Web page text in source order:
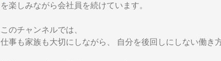
を楽しみながら会社員を続けています。
このチャンネルでは、
仕事も家族も大切にしながら、 自分を後回しにしない働き